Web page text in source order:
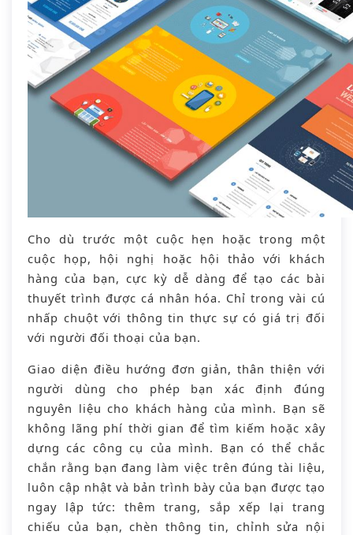
Cho dù trước một cuộc hẹn hoặc trong một
cuộc họp, hội nghị hoặc hội thảo với khách
hàng của bạn, cực kỳ dễ dàng để tạo các bài
thuyết trình được cá nhân hóa. Chỉ trong vài cú
nhấp chuột với thông tin thực sự có giá trị đối
với người đối thoại của bạn.
Giao diện điều hướng đơn giản, thân thiện với
người dùng cho phép bạn xác định đúng
nguyên liệu cho khách hàng của mình. Bạn sẽ
không lãng phí thời gian để tìm kiếm hoặc xây
dựng các công cụ của mình. Bạn có thể chắc
chắn rằng bạn đang làm việc trên đúng tài liệu,
luôn cập nhật và bản trình bày của bạn được tạo
ngay lập tức: thêm trang, sắp xếp lại trang
chiếu của bạn, chèn thông tin, chỉnh sửa nội